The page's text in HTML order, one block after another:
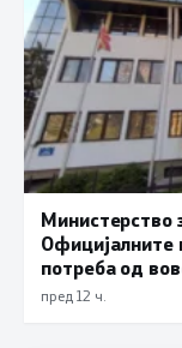
Министерство
Официјалните
потреба од
мерки,
пред 12 ч.